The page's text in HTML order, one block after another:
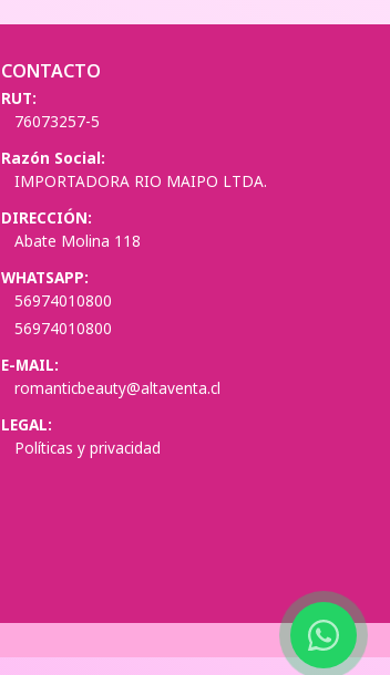
CONTACTO
RUT:
76073257-5
Razón Social:
IMPORTADORA RIO MAIPO LTDA.
DIRECCIÓN:
Abate Molina 118
WHATSAPP:
56974010800
56974010800
E-MAIL:
romanticbeauty@altaventa.cl
LEGAL:
Políticas y privacidad